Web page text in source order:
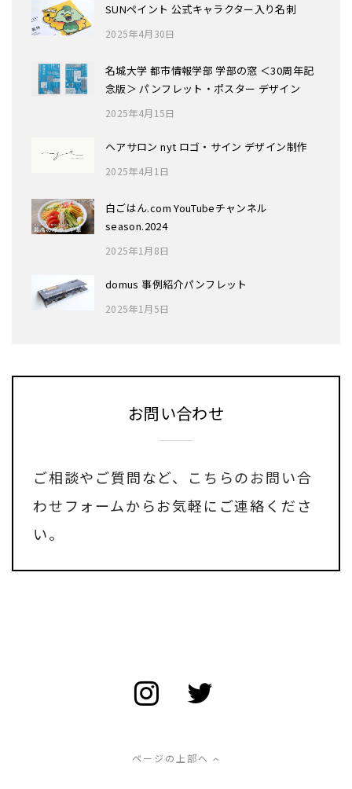
SUNペイント 公式キャラクター入り名刺
2025年4月30日
名城大学 都市情報学部 学部の窓 ＜30周年記
念版＞ パンフレット・ポスター デザイン
2025年4月15日
ヘアサロン nyt ロゴ・サイン デザイン制作
2025年4月1日
白ごはん.com YouTubeチャンネル
season.2024
2025年1月8日
domus 事例紹介パンフレット
2025年1月5日
お問い合わせ
ご相談やご質問など、
こちらのお問い合
わせフォームからお気軽にご連絡くださ
い。
ページの上部へ